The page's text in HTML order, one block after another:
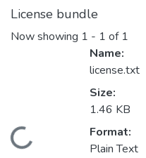
License bundle
Now showing 1 - 1 of 1
Name:
license.txt
Size:
1.46 KB
Format:
Plain Text